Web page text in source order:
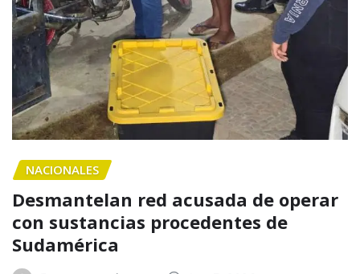
NACIONALES
Desmantelan red acusada de operar
con sustancias procedentes de
Sudamérica